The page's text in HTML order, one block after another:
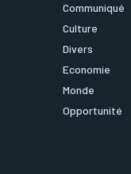
Communiqué
Culture
Divers
Economie
Monde
Opportunité